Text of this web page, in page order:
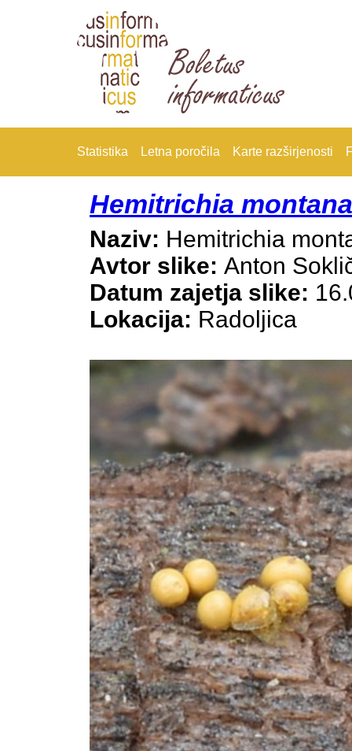
Statistika Letna poročila Karte razširjenosti
Hemitrichia montana
Naziv: Hemitrichia
Avtor slike: Anton
Datum zajetja slike:
Lokacija: Radoljica